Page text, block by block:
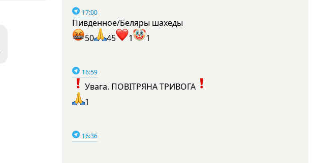
17:00
Пивденное/Беляры шахеды
50
45 1 1
16:59
Увага. ПОВІТРЯНА ТРИВОГА
1
16:36